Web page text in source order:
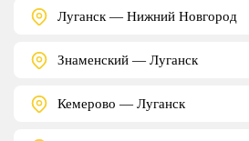
Луганск — Нижний Новгород
Знаменский — Луганск
Кемерово — Луганск